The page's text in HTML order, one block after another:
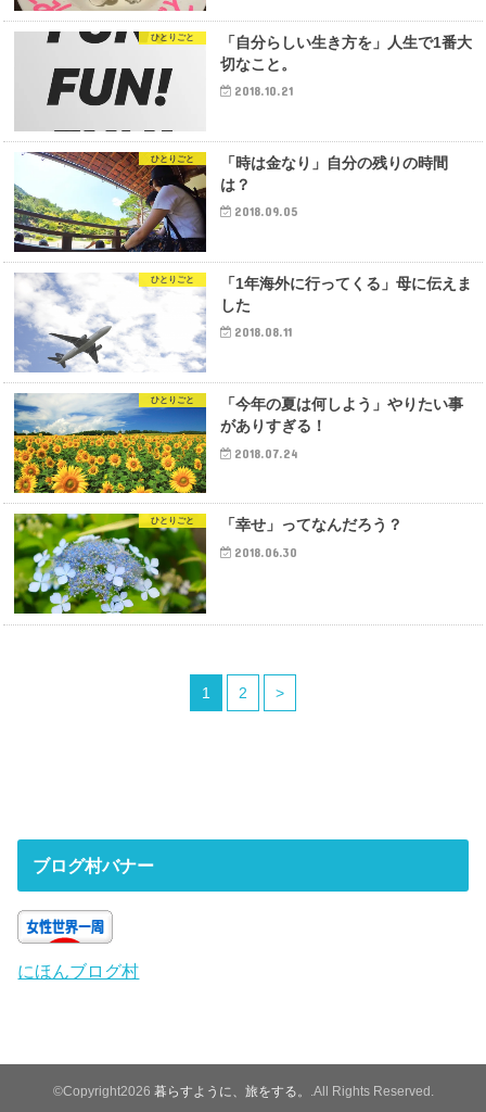
ひとりごと
「自分らしい生き方を」人生で1番大
切なこと。
2018.10.21
ひとりごと
「時は金なり」自分の残りの時間
は？
2018.09.05
ひとりごと
「1年海外に行ってくる」母に伝えま
した
2018.08.11
ひとりごと
「今年の夏は何しよう」やりたい事
がありすぎる！
2018.07.24
ひとりごと 「幸せ」ってなんだろう？
2018.06.30
1 2 >
ブログ村バナー
にほんブログ村
©Copyright2026 暮らすように、旅をする。 .All Rights Reserved.